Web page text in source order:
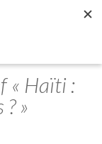
« Haïti :
»